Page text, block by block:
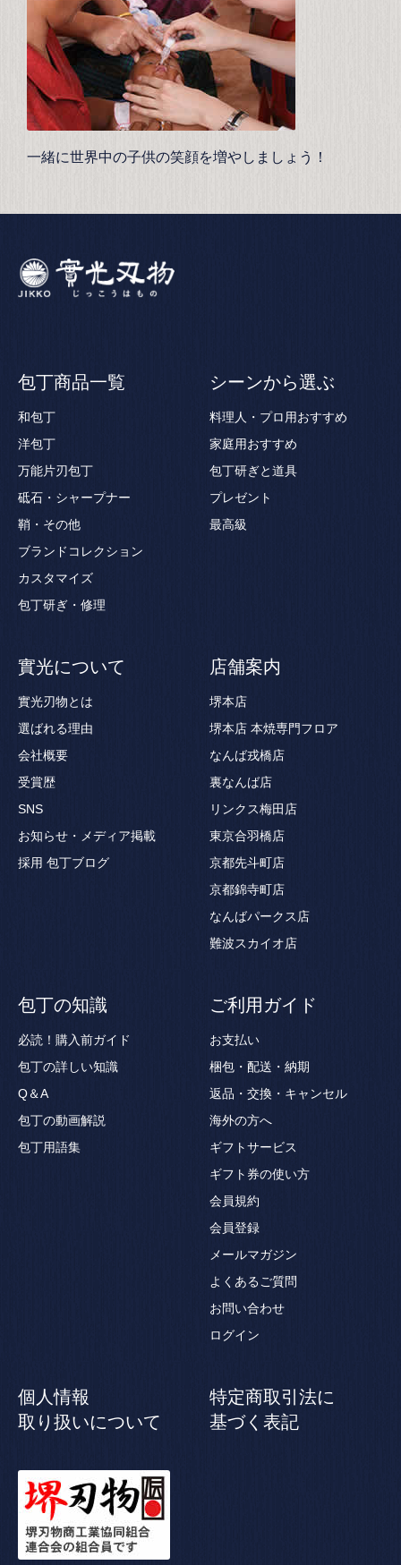
一緒に世界中の子供の笑顔を増やしましょう！
包丁商品一覧
和包丁
洋包丁
万能片刃包丁
砥石・シャープナー
鞘・その他
ブランドコレクション
カスタマイズ
包丁研ぎ・修理
シーンから選ぶ
料理人・プロ用おすすめ
家庭用おすすめ
包丁研ぎと道具
プレゼント
最高級
實光について
實光刃物とは
選ばれる理由
会社概要
受賞歴
SNS
お知らせ・メディア掲載
採用 包丁ブログ
店舗案内
堺本店
堺本店 本焼専門フロア
なんば戎橋店
裏なんば店
リンクス梅田店
東京合羽橋店
京都先斗町店
京都錦寺町店
なんばパークス店
難波スカイオ店
包丁の知識
必読！購入前ガイド
包丁の詳しい知識
Q＆A
包丁の動画解説
包丁用語集
ご利用ガイド
お支払い
梱包・配送・納期
返品・交換・キャンセル
海外の方へ
ギフトサービス
ギフト券の使い方
会員規約
会員登録
メールマガジン
よくあるご質問
お問い合わせ
ログイン
個人情報
取り扱いについて
特定商取引法に
基づく表記